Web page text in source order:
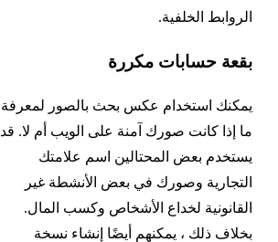
الروابط الخلفية.
بقعة حسابات مكررة
يمكنك استخدام عكس بحث بالصور لمعرفة
ما إذا كانت صورك آمنة على الويب أم لا. قد
يستخدم بعض المحتالين اسم علامتك
التجارية وصورك في بعض الأنشطة غير
القانونية لخداع الأشخاص وكسب المال.
بخلاف ذلك ، يمكنهم أيضًا إنشاء نسخة